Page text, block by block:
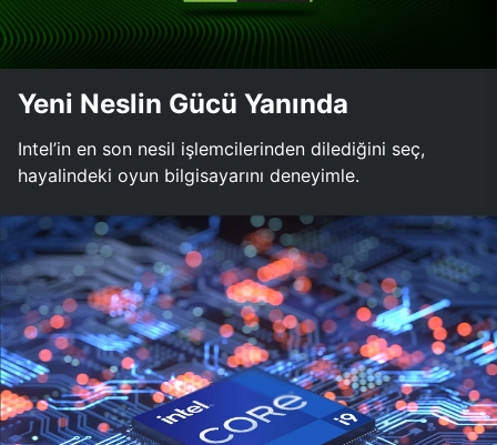
Yeni Neslin Gücü Yanında
Intel’in en son nesil işlemcilerinden dilediğini seç,
hayalindeki oyun bilgisayarını deneyimle.